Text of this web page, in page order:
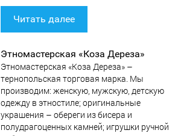
Читать далее
Этномастерская «Коза Дереза»
Этномастерская «Коза Дереза» –
тернопольская торговая марка. Мы
производим: женскую, мужскую, детскую
одежду в этностиле; оригинальные
украшения – обереги из бисера и
полудрагоценных камней; игрушки ручной